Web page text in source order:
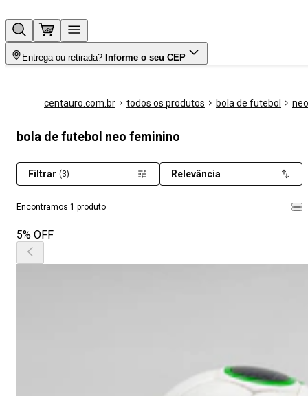
Entrega ou retirada? Informe o seu CEP
centauro.com.br todos os produtos bola de futebol neo
bola de futebol neo feminino
Encontramos 1 produto
Filtrar (3) Relevância
5% OFF